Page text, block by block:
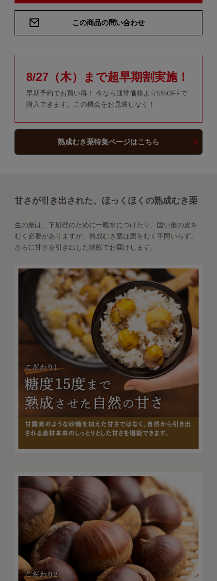
この商品の問い合わせ
8/27（木）まで超早期割実施！
早期予約でお買い得！ 今なら通常価格より5%OFFで
購入できます。この機会をお見逃しなく！
熟成むき栗特集ページはこちら
甘さが引き出された、ほっくほくの熟成むき栗
生の栗は、下処理のために一晩水につけたり、固い栗の皮を
むく必要がありますが、熟成むき栗は栗をむく手間いらず。
さらに甘さを引き出した状態でお届けします。